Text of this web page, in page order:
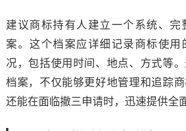
建议商标持有人建立一个系统、完
案。这个档案应详细记录商标使用
况，包括使用时间、地点、方式等
档案，不仅能够更好地管理和追踪商
还能在面临撤三申请时，迅速提供全